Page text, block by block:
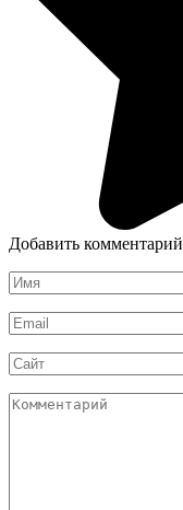
Добавить комментарий
Имя
*
Email
*
Сайт
Комментарий